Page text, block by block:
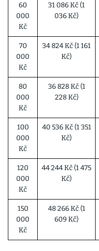
60
000
Kč
31 086 Kč (1
036 Kč)
70
000
Kč
34 824 Kč (1 161
Kč)
80
000
Kč
36 828 Kč (1
228 Kč)
100
000
Kč
40 536 Kč (1 351
Kč)
120
000
Kč
44 244 Kč (1 475
Kč)
150
000
Kč
48 266 Kč (1
609 Kč)